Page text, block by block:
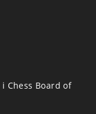
Chess Board of